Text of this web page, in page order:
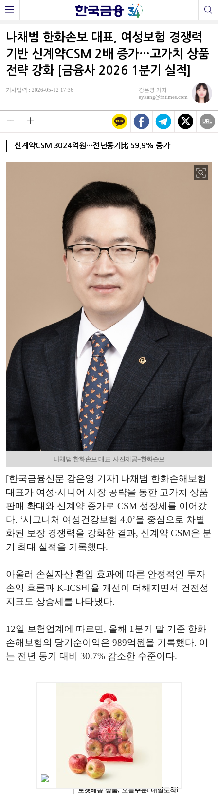
나채범 한화손보 대표, 여성보험 경쟁력
기반 신계약CSM 2배 증가…고가치 상품
전략 강화 [금융사 2026 1분기 실적]
기사입력 : 2026-05-12 17:36
강은영 기자
eykang@fntimes.com
신계약CSM 3024억원…전년동기比 59.9% 증가
나채범 한화손보 대표. 사진제공=한화손보
[한국금융신문 강은영 기자] 나채범 한화손해보험
대표가 여성·시니어 시장 공략을 통한 고가치 상품
판매 확대와 신계약 증가로 CSM 성장세를 이어갔
다. ‘시그니처 여성건강보험 4.0’을 중심으로 차별
화된 보장 경쟁력을 강화한 결과, 신계약 CSM은 분
기 최대 실적을 기록했다.
아울러 손실자산 환입 효과에 따른 안정적인 투자
손익 흐름과 K-ICS비율 개선이 더해지면서 건전성
지표도 상승세를 나타냈다.
12일 보험업계에 따르면, 올해 1분기 말 기준 한화
손해보험의 당기순이익은 989억원을 기록했다. 이
는 전년 동기 대비 30.7% 감소한 수준이다.